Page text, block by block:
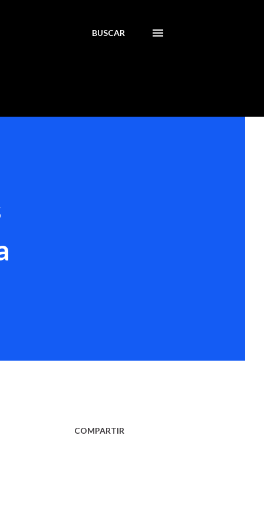
BUSCAR
COMPARTIR